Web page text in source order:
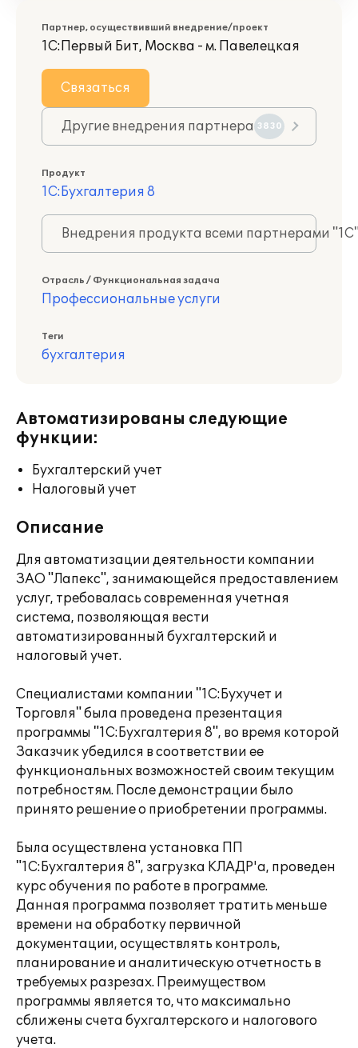
Партнер, осуществивший внедрение/проект
1С:Первый Бит, Москва - м. Павелецкая
Связаться
Другие внедрения партнера 3830
Продукт
1С:Бухгалтерия 8
Внедрения продукта всеми партнерами
Отрасль / Функциональная задача
Профессиональные услуги
Теги
бухгалтерия
Автоматизированы следующие
функции:
Бухгалтерский учет
Налоговый учет
Описание
Для автоматизации деятельности компании
ЗАО "Лапекс", занимающейся предоставлением
услуг, требовалась современная учетная
система, позволяющая вести
автоматизированный бухгалтерский и
налоговый учет.
Специалистами компании "1С:Бухучет и
Торговля" была проведена презентация
программы "1С:Бухгалтерия 8", во время которой
Заказчик убедился в соответствии ее
функциональных возможностей своим текущим
потребностям. После демонстрации было
принято решение о приобретении программы.
Была осуществлена установка ПП
"1С:Бухгалтерия 8", загрузка КЛАДР'a, проведен
курс обучения по работе в программе.
Данная программа позволяет тратить меньше
времени на обработку первичной
документации, осуществлять контроль,
планирование и аналитическую отчетность в
требуемых разрезах. Преимуществом
программы является то, что максимально
сближены счета бухгалтерского и налогового
учета.